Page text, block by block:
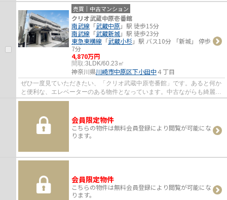
は68.8㎡(公簿)となっています。土地購入をお...
売買｜中古マンション
クリオ武蔵中原壱番館
南武線 「武蔵中原」駅 徒歩15分
南武線 「武蔵新城」駅 徒歩23分
東急東横線 「武蔵小杉」駅 バス10分 「新城」 停歩
7分
4,870万円
間取:3LDK/60.23㎡
神奈川県川崎市中原区下小田中４丁目
ぜひ一度見ていただきたい、「クリオ武蔵中原壱番館」です。あると何か
と便利な、エレベーターのある物件となっています。中古ながらも綺麗な
室内と魅力的な住環境のマンションです。...
会員限定物件
こちらの物件は無料会員登録により閲覧が可能にな
ります。
会員限定物件
こちらの物件は無料会員登録により閲覧が可能にな
ります。